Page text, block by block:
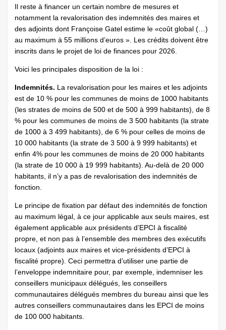
Il reste à financer un certain nombre de mesures et
notamment la revalorisation des indemnités des maires et
des adjoints dont Françoise Gatel estime le «coût global (…)
au maximum à 55 millions d’euros ». Les crédits doivent être
inscrits dans le projet de loi de finances pour 2026.
Voici les principales disposition de la loi :
Indemnités. La revalorisation pour les maires et les adjoints
est de 10 % pour les communes de moins de 1000 habitants
(les strates de moins de 500 et de 500 à 999 habitants), de 8
% pour les communes de moins de 3 500 habitants (la strate
de 1000 à 3 499 habitants), de 6 % pour celles de moins de
10 000 habitants (la strate de 3 500 à 9 999 habitants) et
enfin 4% pour les communes de moins de 20 000 habitants
(la strate de 10 000 à 19 999 habitants). Au-delà de 20 000
habitants, il n’y a pas de revalorisation des indemnités de
fonction.
Le principe de fixation par défaut des indemnités de fonction
au maximum légal, à ce jour applicable aux seuls maires, est
également applicable aux présidents d’EPCI à fiscalité
propre, et non pas à l’ensemble des membres des exécutifs
locaux (adjoints aux maires et vice-présidents d’EPCI à
fiscalité propre). Ceci permettra d’utiliser une partie de
l’enveloppe indemnitaire pour, par exemple, indemniser les
conseillers municipaux délégués, les conseillers
communautaires délégués membres du bureau ainsi que les
autres conseillers communautaires dans les EPCI de moins
de 100 000 habitants.